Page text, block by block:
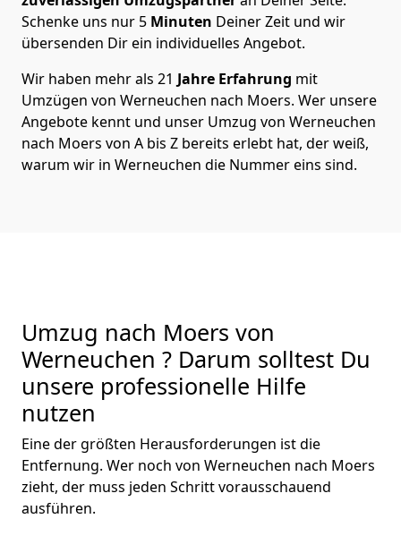
Schenke uns nur 5 Minuten Deiner Zeit und wir
übersenden Dir ein individuelles Angebot.
Wir haben mehr als 21 Jahre Erfahrung mit
Umzügen von Werneuchen nach Moers. Wer unsere
Angebote kennt und unser Umzug von Werneuchen
nach Moers von A bis Z bereits erlebt hat, der weiß,
warum wir in Werneuchen die Nummer eins sind.
Umzug nach Moers von
Werneuchen ? Darum solltest Du
unsere professionelle Hilfe
nutzen
Eine der größten Herausforderungen ist die
Entfernung. Wer noch von Werneuchen nach Moers
zieht, der muss jeden Schritt vorausschauend
ausführen.